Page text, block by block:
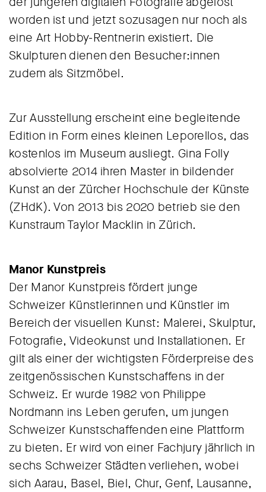
worden ist und jetzt sozusagen nur noch als
eine Art Hobby-Rentnerin existiert. Die
Skulpturen dienen den Besucher:innen
zudem als Sitzmöbel.
Zur Ausstellung erscheint eine begleitende
Edition in Form eines kleinen Leporellos, das
kostenlos im Museum ausliegt. Gina Folly
absolvierte 2014 ihren Master in bildender
Kunst an der Zürcher Hochschule der Künste
(ZHdK). Von 2013 bis 2020 betrieb sie den
Kunstraum Taylor Macklin in Zürich.
Manor Kunstpreis
Der Manor Kunstpreis fördert junge
Schweizer Künstlerinnen und Künstler im
Bereich der visuellen Kunst: Malerei, Skulptur,
Fotografie, Videokunst und Installationen. Er
gilt als einer der wichtigsten Förderpreise des
zeitgenössischen Kunstschaffens in der
Schweiz. Er wurde 1982 von Philippe
Nordmann ins Leben gerufen, um jungen
Schweizer Kunstschaffenden eine Plattform
zu bieten. Er wird von einer Fachjury jährlich in
sechs Schweizer Städten verliehen, wobei
sich Aarau, Basel, Biel, Chur, Genf, Lausanne,